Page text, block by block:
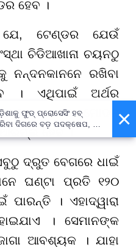
ହେବ ।
ଟେଣ୍ଡର ଯେଉଁ
ଚିଡିଆଖାନା ଚୟନଠୁ
ରଖିବା
। ଏଥିପାଇଁ ଅର୍ଥର
ଅନୁମୋଦନ
ହେବ ।
ଦ୍ରୁତ ବେଗରେ ଧାଇଁ
ଘଣ୍ଟା ପ୍ରତି ୧୨୦
ପାରନ୍ତି । ଏହାଦ୍ୱାରା
। ସେମାନଙ୍କ
ଆବଶ୍ୟକ । ଯାହା
×
ଫୁଡ୍ ପ୍ରୋସେସିଂ ହବ୍
ଦିଗରେ ବଡ଼ ପଦକ୍ଷେପ, ୪୨
ଅଧିକ ନିଯୁକ୍ତି ସୁଯୋଗ